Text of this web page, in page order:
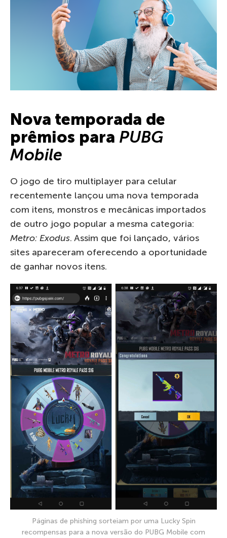
Nova temporada de
prêmios para PUBG
Mobile
O jogo de tiro multiplayer para celular
recentemente lançou uma nova temporada
com itens, monstros e mecânicas importados
de outro jogo popular a mesma categoria:
Metro: Exodus. Assim que foi lançado, vários
sites apareceram oferecendo a oportunidade
de ganhar novos itens.
Páginas de phishing sorteiam por uma Lucky Spin
recompensas para a nova versão do PUBG Mobile com